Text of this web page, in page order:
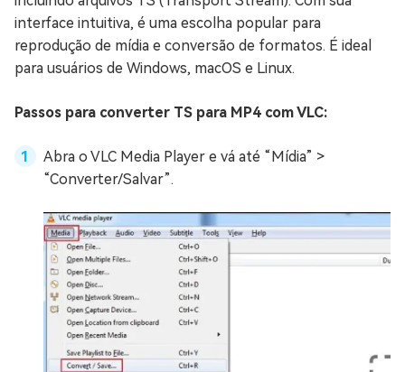
interface intuitiva, é uma escolha popular para
reprodução de mídia e conversão de formatos. É ideal
para usuários de Windows, macOS e Linux.
Passos para converter TS para MP4 com VLC:
Abra o VLC Media Player e vá até “Mídia” >
“Converter/Salvar”.